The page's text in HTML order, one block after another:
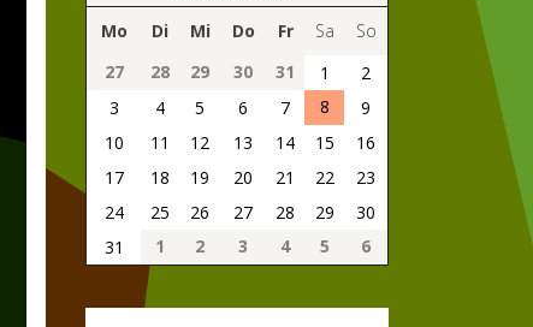
Mo Di Mi Do Fr Sa
So
27
28 29 30 31 1
2
3
4 5 6 7 8
9
10
11 12 13 14 15
16
17
18 19 20 21 22
23
24
25 26 27 28 29
30
31
1 2 3 4 5 6